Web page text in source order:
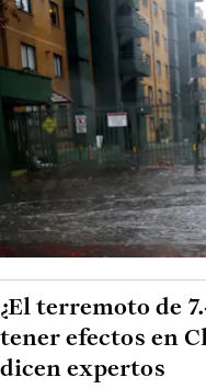
¿El terremoto de
tener efectos en
dicen expertos